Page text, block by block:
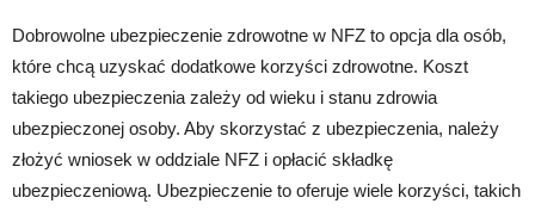
Dobrowolne ubezpieczenie zdrowotne w NFZ to opcja dla osób,
które chcą uzyskać dodatkowe korzyści zdrowotne. Koszt
takiego ubezpieczenia zależy od wieku i stanu zdrowia
ubezpieczonej osoby. Aby skorzystać z ubezpieczenia, należy
złożyć wniosek w oddziale NFZ i opłacić składkę
ubezpieczeniową. Ubezpieczenie to oferuje wiele korzyści, takich